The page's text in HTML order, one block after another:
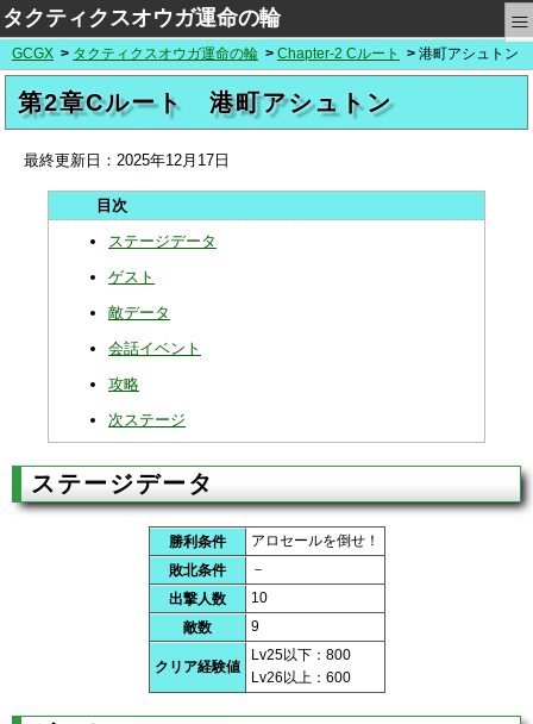
タクティクスオウガ運命の輪 ≡
GCGX タクティクスオウガ運命の輪 Chapter-2 Cルート 港町アシュトン
第2章Cルート 港町アシュトン
最終更新日： 2025年12月17日
ステージデータ
ゲスト
敵データ
会話イベント
攻略
次ステージ
ステージデータ
勝利条件
アロセールを倒せ！
敗北条件
－
出撃人数
10
敵数
9
クリア経験値
Lv25以下：800
Lv26以上：600